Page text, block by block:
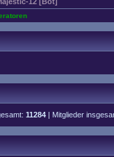
11284 | Mitglieder